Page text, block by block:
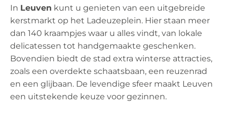
In Leuven kunt u genieten van een uitgebreide
kerstmarkt op het Ladeuzeplein. Hier staan meer
dan 140 kraampjes waar u alles vindt, van lokale
delicatessen tot handgemaakte geschenken.
Bovendien biedt de stad extra winterse attracties,
zoals een overdekte schaatsbaan, een reuzenrad
en een glijbaan. De levendige sfeer maakt Leuven
een uitstekende keuze voor gezinnen.